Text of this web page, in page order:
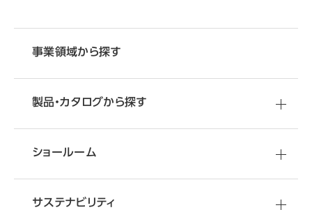
事業領域から探す
製品・カタログから探す
ショールーム
サステナビリティ